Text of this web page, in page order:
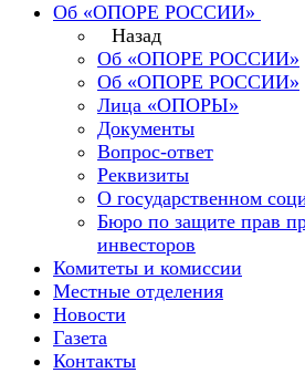
Об «ОПОРЕ РОССИИ»
Назад
Об «ОПОРЕ РОССИИ»
Об «ОПОРЕ РОССИИ»
Лица «ОПОРЫ»
Документы
Вопрос-ответ
Реквизиты
О государственном
Бюро по защите прав
инвесторов
Комитеты и комиссии
Местные отделения
Новости
Газета
Контакты